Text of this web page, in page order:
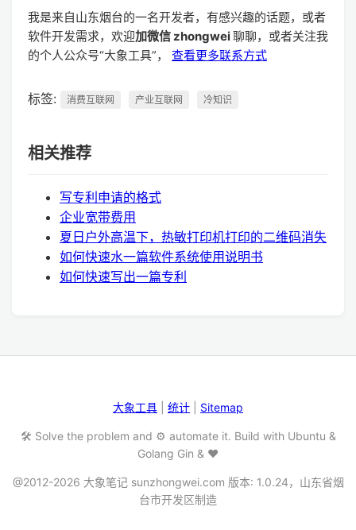
我是来自山东烟台的一名开发者，有感兴趣的话题，或者
软件开发需求，欢迎加微信 zhongwei聊聊，或者关注我
的个人公众号“大象工具”， 查看更多联系方式
标签: 消费互联网 产业互联网 冷知识
相关推荐
写专利申请的格式
企业宽带费用
夏日户外高温下，热敏打印机打印的二维码消失
如何快速水一篇软件系统使用说明书
如何快速写出一篇专利
大象工具 统计 Sitemap
🛠️ Solve the problem and ⚙️ automate it. Build with Ubuntu &
Golang Gin & ❤️
@2012-2026 大象笔记 sunzhongwei.com 版本: 1.0.24，山东省烟
台市开发区制造